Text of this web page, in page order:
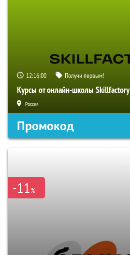
12:15:59 Получи первым!
Курсы от онлайн-школы Skillfactory
Россия
Промокод
-11%